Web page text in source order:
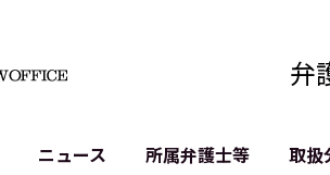
弁
ニュース 所属弁護士等 取扱